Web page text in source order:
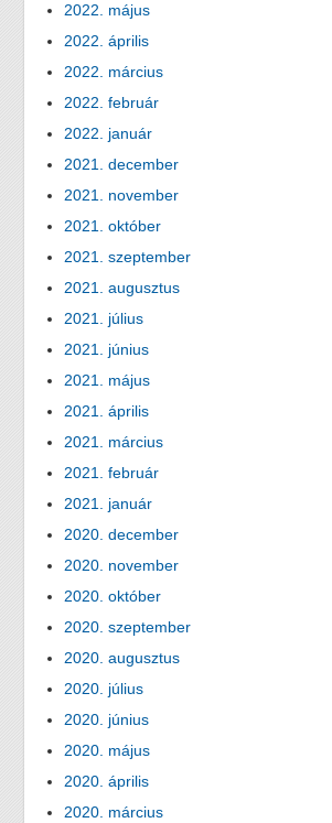
2022. május
2022. április
2022. március
2022. február
2022. január
2021. december
2021. november
2021. október
2021. szeptember
2021. augusztus
2021. július
2021. június
2021. május
2021. április
2021. március
2021. február
2021. január
2020. december
2020. november
2020. október
2020. szeptember
2020. augusztus
2020. július
2020. június
2020. május
2020. április
2020. március